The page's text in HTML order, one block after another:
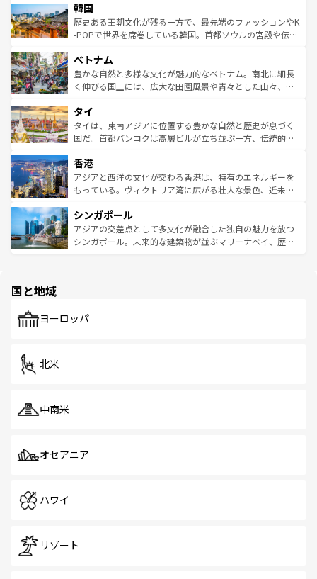
ワイを、存分に味わってほしい。 なお、新着のハワイ情報
はコンテンツ一覧を参照してほしい。
いる。アクティビティも充実しており、サーフィンやダイ
ビング、ハイキングなど、アウトドア好きにはたまらな
い。オーストラリアの多彩な魅力を存分に味わいつくそ
参照してほしい。
ン）、静ひつな山岳地帯である台湾東部など、都市の喧騒
と山間の静けさが共存しており、訪れる人に新しい発見と
驚きをもたらしてくれる。また、奥深い台湾の食文化も魅
容にもいいと評判のスイーツなど、バラエティ豊かな料理
が味わえる。 なお、新着の台湾情報は コンテンツ一覧を参
照してほしい。
韓国
歴史ある王朝文化が残る一方で、最先端のファッションやK
-POPで世界を席巻している韓国。首都ソウルの宮殿や伝統
き、地方に足を延ばせば四季折々の自然美を楽しむことが
できる。そして、キムチや焼肉、絶品のストリートフード
まで、さまざまな韓国料理が待っている。夜には、韓国な
リティに包まれながら、韓国の多彩な魅力を心ゆくまで味
わってみてほしい。 なお、新着の韓国情報はコンテンツ一
覧を参照してほしい。
ベトナム
豊かな自然と多様な文化が魅力的なベトナム。南北に細長
く伸びる国土には、広大な田園風景や青々とした山々、世
急速な発展と共に伝統が息づく。ハノイの古い町並みやホ
ーチミン市のフランス統治時代の建物も、独特の雰囲気を
醸し出している。また、バラエティの豊かさとおいしさで
とつ。フォーやバインミー、ベトナムコーヒーなどは、ぜ
ひ現地で味わいたい。どの地域を訪れてもあたたかい人々
が旅行者を迎えてくれるので、きっと忘れられない旅にな
参照してほしい。
タイ
タイは、東南アジアに位置する豊かな自然と歴史が息づく
国だ。首都バンコクは高層ビルが立ち並ぶ一方、伝統的な
の活気が交差している。北部ではチェンマイなどの山岳地
帯で自然と触れ合い、南部ではプーケットやクラビの美し
いビーチでリゾート気分を楽しむことができる。タイ料理
激する。気候は一年中温暖で、どの季節にも異なる楽しみ
が待っている。親しみやすいタイの人々、仏教を中心とし
た文化、そして多様な観光資源が、訪れる旅人を魅了し続
香港
アジアと西洋の文化が交わる香港は、特有のエネルギーを
もっている。ヴィクトリア湾に広がる壮大な景色、近未来
み、どこを訪れても感動するはず。観光スポットが密集し
ており、効率よく見どころを回れるのも魅力。息をのむよ
うな絶景から文化的な体験まで、香港を存分に楽しみ尽く
シンガポール
アジアの交差点として多文化が融合した独自の魅力を放つ
シンガポール。未来的な建築物が並ぶマリーナベイ、歴史
で、ホーカーズは地元の風情を楽しめる外せないスポット
国と地域
ヨーロッパ
北米
中南米
オセアニア
ハワイ
リゾート